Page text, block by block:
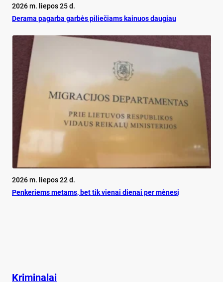
2026 m. liepos 25 d.
De­ra­ma pa­gar­ba gar­bės pi­lie­čiams kai­nuos dau­giau
2026 m. liepos 22 d.
Pen­ke­riems me­tams, bet tik vie­nai die­nai per mė­ne­sį
Kriminalai